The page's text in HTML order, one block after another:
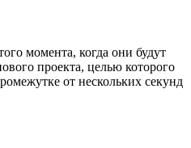
момента, когда они будут
проекта, целью которого
от нескольких секунд